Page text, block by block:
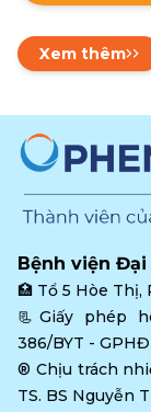
Xem thêm
Bệnh viện Đại
🏥 Tổ 5 Hòe Thị,
📃Giấy phép
386/BYT -
®️ Chịu trách
TS. BS Nguyễn